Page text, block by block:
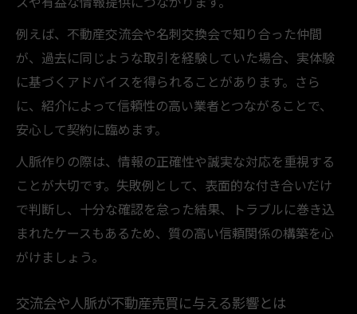
例えば、不動産交流会や名刺交換会で知り合った仲間
が、過去に同じような取引を経験していた場合、実体験
に基づくアドバイスを得られることがあります。さら
に、紹介によって信頼性の高い業者とつながることで、
安心して契約に臨めます。
人脈作りの際は、情報の正確性や誠実な対応を重視する
ことが大切です。失敗例として、表面的な付き合いだけ
で判断し、十分な確認を怠った結果、トラブルに巻き込
まれたケースもあるため、質の高い信頼関係の構築を心
がけましょう。
交流会や人脈が不動産売買に与える影響とは